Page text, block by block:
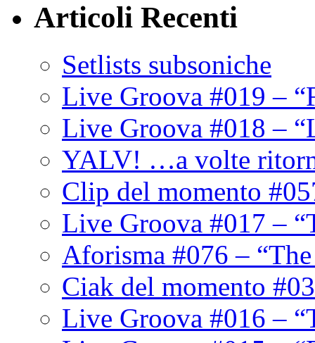
Articoli Recenti
Setlists subsoniche
Live Groova #019 –
Live Groova #018 –
YALV! …a volte
Clip del momento
Live Groova #017 –
Aforisma #076 –
Ciak del momento
Live Groova #016 –